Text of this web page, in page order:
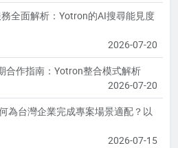
全面解析：Yotron的AI搜尋能見度
2026-07-20
合作指南：Yotron整合模式解析
2026-07-20
為台灣企業完成專案場景適配？以
2026-07-15